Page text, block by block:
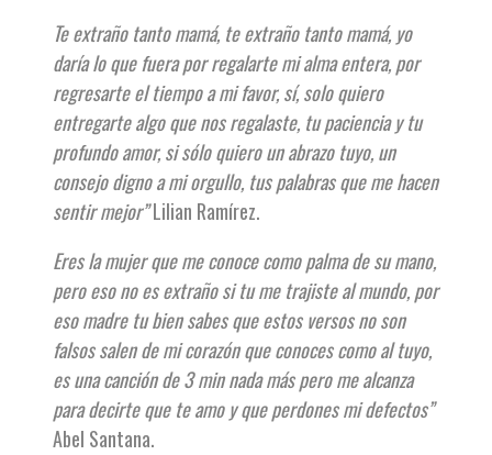
Te extraño tanto mamá, te extraño tanto mamá, yo
daría lo que fuera por regalarte mi alma entera, por
regresarte el tiempo a mi favor, sí, solo quiero
entregarte algo que nos regalaste, tu paciencia y tu
profundo amor, si sólo quiero un abrazo tuyo, un
consejo digno a mi orgullo, tus palabras que me hacen
sentir mejor”Lilian Ramírez.
Eres la mujer que me conoce como palma de su mano,
pero eso no es extraño si tu me trajiste al mundo, por
eso madre tu bien sabes que estos versos no son
falsos salen de mi corazón que conoces como al tuyo,
es una canción de 3 min nada más pero me alcanza
para decirte que te amo y que perdones mi defectos”
Abel Santana.